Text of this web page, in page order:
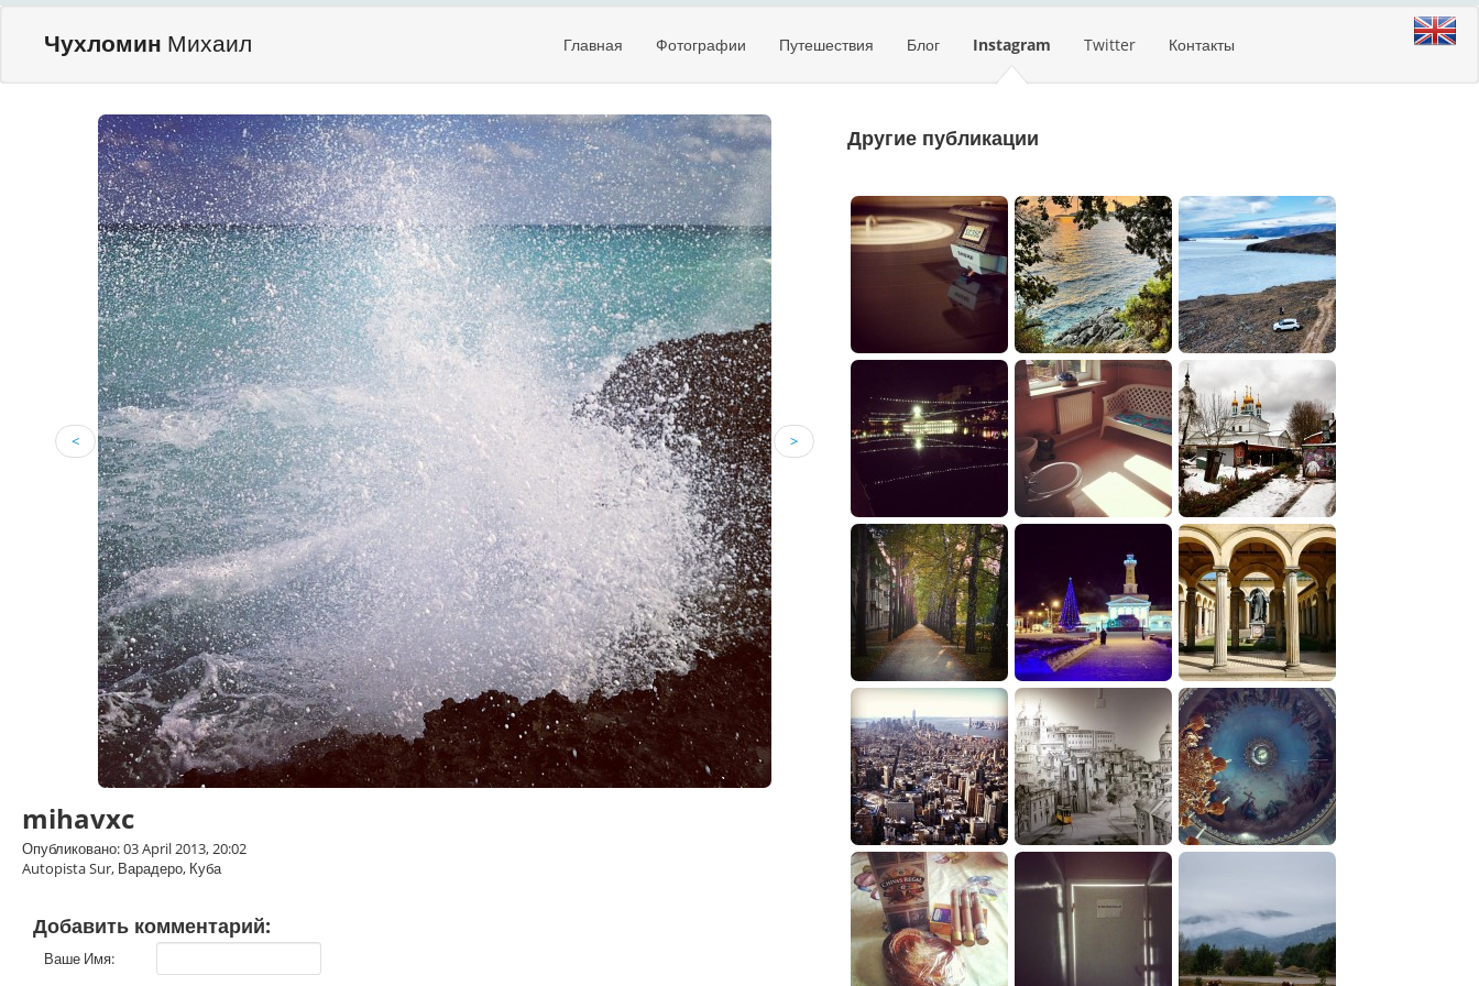
Чухломин Михаил Главная Фотографии Путешествия Блог Instagram Twitter Контакты
< >
mihavxc
Опубликовано: 03 April 2013, 20:02
Autopista Sur, Варадеро, Куба
Добавить комментарий:
Ваше Имя:
Другие публикации